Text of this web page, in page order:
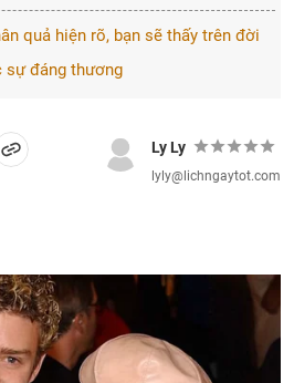
quả hiện rõ, bạn sẽ thấy trên đời
sự đáng thương
Ly Ly
lyly@lichngaytot.com